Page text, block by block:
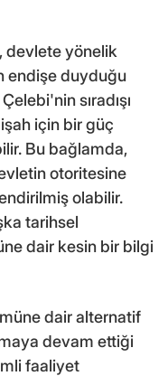
devlete yönelik
endişe duyduğu
sıradışı
için bir güç
Bu bağlamda,
otoritesine
olabilir.
tarihsel
dair kesin bir bilgi
dair alternatif
devam ettiği
faaliyet